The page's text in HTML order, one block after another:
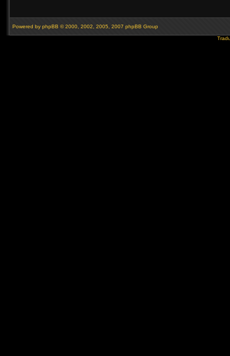
Powered by phpBB © 2000, 2002, 2005, 2007 phpBB Group